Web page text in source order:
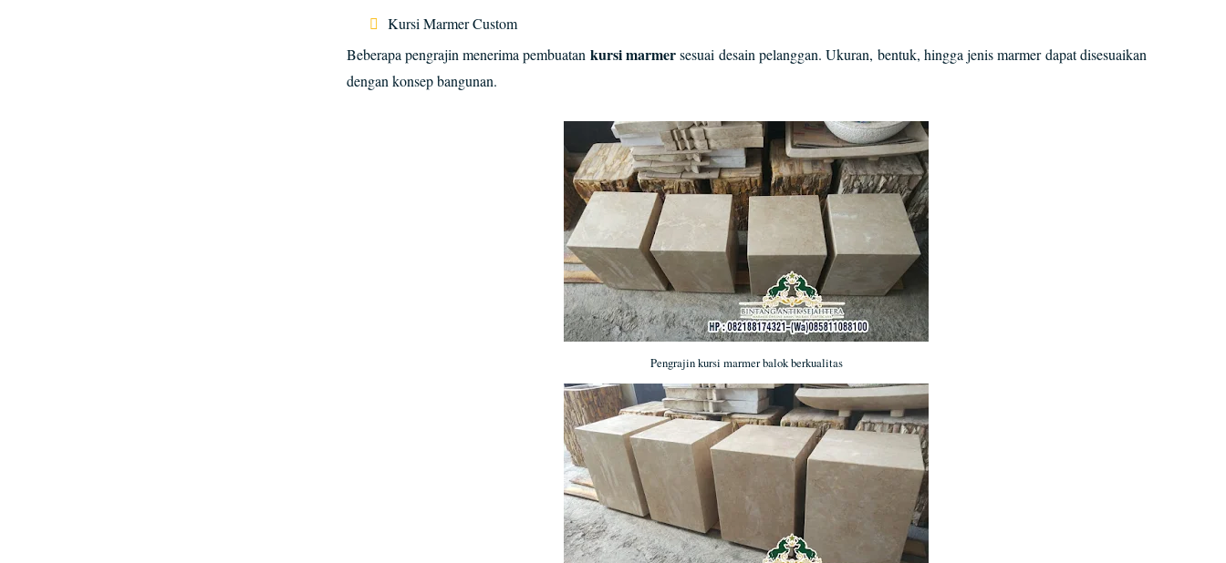
Kursi Marmer Custom
Beberapa pengrajin menerima pembuatan kursi marmersesuai desain pelanggan. Ukuran, bentuk, hingga jenis marmer dapat disesuaikan
dengan konsep bangunan.
Pengrajin kursi marmer balok berkualitas